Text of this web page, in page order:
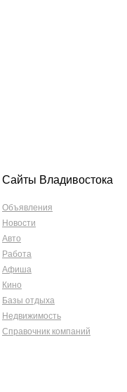
Сайты Владивостока
Объявления
Новости
Авто
Работа
Афиша
Кино
Базы отдыха
Недвижимость
Справочник компаний